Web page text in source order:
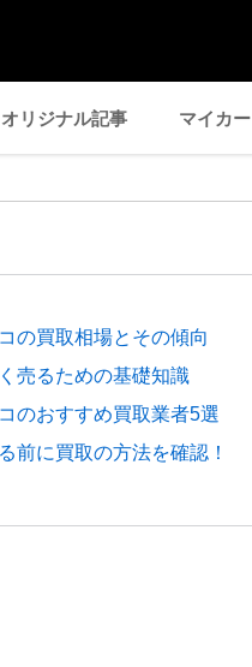
オリジナル記事 マイカー
の買取相場とその傾向
売るための基礎知識
のおすすめ買取業者5選
前に買取の方法を確認！